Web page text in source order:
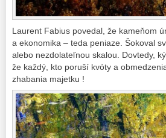
Laurent Fabius povedal, že kameňom
a ekonomika – teda peniaze. Šokoval
alebo nezdolateľnou skalou. Dovtedy,
že každý, kto poruší kvóty a
zhabania majetku !